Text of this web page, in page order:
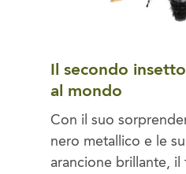
Il secondo
al mondo
Con il suo
nero metallico e le
arancione brillante, il